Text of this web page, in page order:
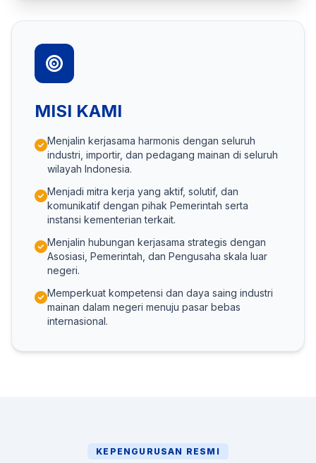
MISI KAMI
Menjalin kerjasama harmonis dengan seluruh
industri, importir, dan pedagang mainan di seluruh
wilayah Indonesia.
Menjadi mitra kerja yang aktif, solutif, dan
komunikatif dengan pihak Pemerintah serta
instansi kementerian terkait.
Menjalin hubungan kerjasama strategis dengan
Asosiasi, Pemerintah, dan Pengusaha skala luar
negeri.
Memperkuat kompetensi dan daya saing industri
mainan dalam negeri menuju pasar bebas
internasional.
KEPENGURUSAN RESMI